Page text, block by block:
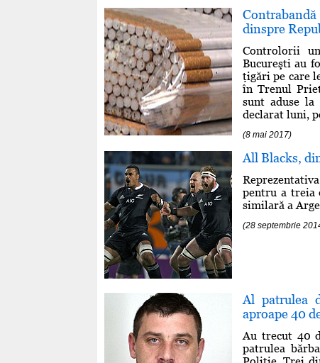
dinspre
Controlorii
Bucureşti au
ţigări pe care
în Trenul
sunt aduse
declarat luni,
(8 mai 2017)
All Blacks,
pentru a treia
similară a
(28 septembrie
Al patrulea
aproape 40
Au trecut 40
patrulea